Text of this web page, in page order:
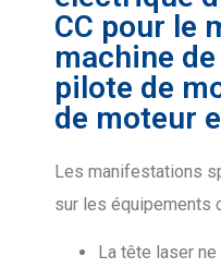
CC pour le
machine
pilote de
de moteur
Les manifestations
sur les équipements
La tête laser